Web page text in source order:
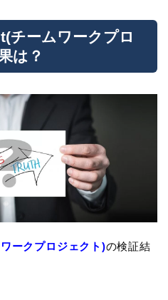
チームワークプロ
は？
ークプロジェクト)の検証結